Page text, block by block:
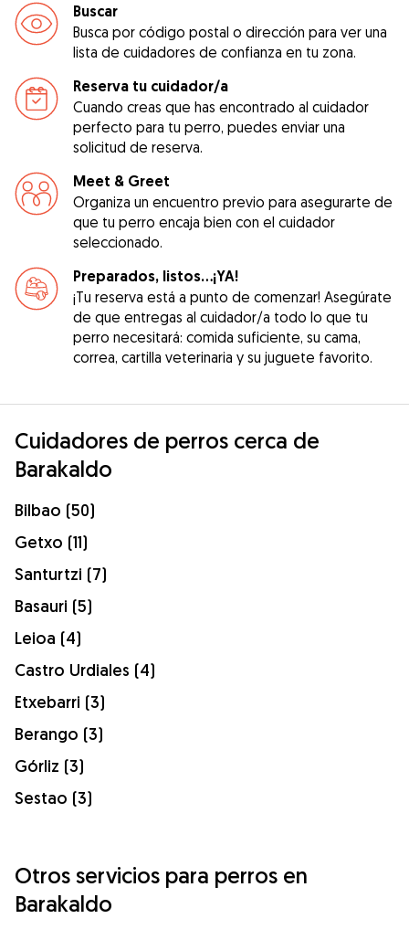
Buscar
Busca por código postal o dirección para ver una
lista de cuidadores de confianza en tu zona.
Reserva tu cuidador/a
Cuando creas que has encontrado al cuidador
perfecto para tu perro, puedes enviar una
solicitud de reserva.
Meet & Greet
Organiza un encuentro previo para asegurarte de
que tu perro encaja bien con el cuidador
seleccionado.
Preparados, listos...¡YA!
¡Tu reserva está a punto de comenzar! Asegúrate
de que entregas al cuidador/a todo lo que tu
perro necesitará: comida suficiente, su cama,
correa, cartilla veterinaria y su juguete favorito.
Cuidadores de perros cerca de
Barakaldo
Bilbao (50)
Getxo (11)
Santurtzi (7)
Basauri (5)
Leioa (4)
Castro Urdiales (4)
Etxebarri (3)
Berango (3)
Górliz (3)
Sestao (3)
Otros servicios para perros en
Barakaldo